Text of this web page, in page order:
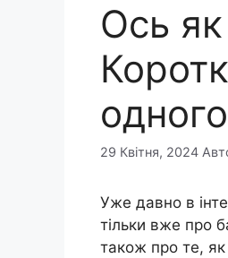
Ось
29 Квітня, 2024
Уже давно в
тільки вже про
також про те,